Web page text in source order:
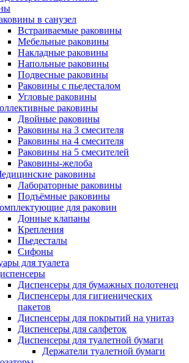
в санузел
Встраиваемые раковины
Мебельные раковины
Накладные раковины
Напольные раковины
Подвесные раковины
Раковины с пьедесталом
Угловые раковины
раковины
Двойные раковины
Раковины на 3 смесителя
Раковины на 4 смесителя
Раковины на 5 смесителей
Раковины-желоба
раковины
Лабораторные раковины
Подъёмные раковины
для раковин
Донные клапаны
Крепления
Пьедесталы
Сифоны
для туалета
Диспенсеры для бумажных полотенец
Диспенсеры для гигиенических
пакетов
Диспенсеры для покрытий на унитаз
Диспенсеры для салфеток
Диспенсеры для туалетной бумаги
Держатели туалетной бумаги